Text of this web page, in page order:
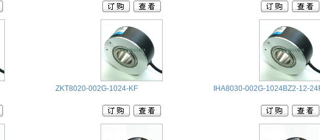
ZKT8020-002G-1024-KF IHA8030-002G-1024BZ2-12-